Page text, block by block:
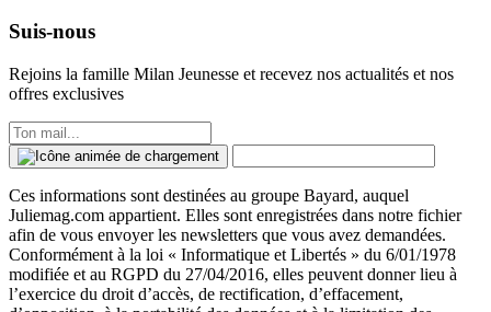
Suis-nous
Rejoins la famille Milan Jeunesse et recevez nos actualités et nos
offres exclusives
Ces informations sont destinées au groupe Bayard, auquel
Juliemag.com appartient. Elles sont enregistrées dans notre fichier
afin de vous envoyer les newsletters que vous avez demandées.
Conformément à la loi « Informatique et Libertés » du 6/01/1978
modifiée et au RGPD du 27/04/2016, elles peuvent donner lieu à
l’exercice du droit d’accès, de rectification, d’effacement,